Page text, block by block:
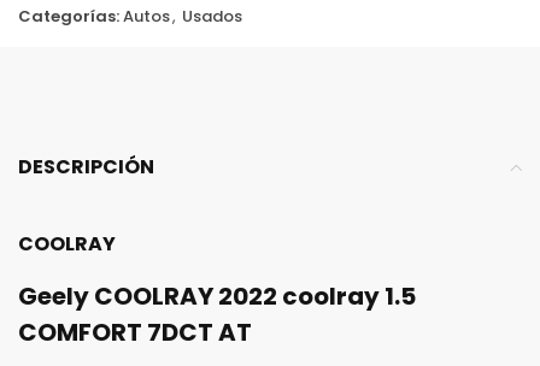
Categorías:Autos, Usados
DESCRIPCIÓN
COOLRAY
Geely COOLRAY 2022 coolray 1.5
COMFORT 7DCT AT